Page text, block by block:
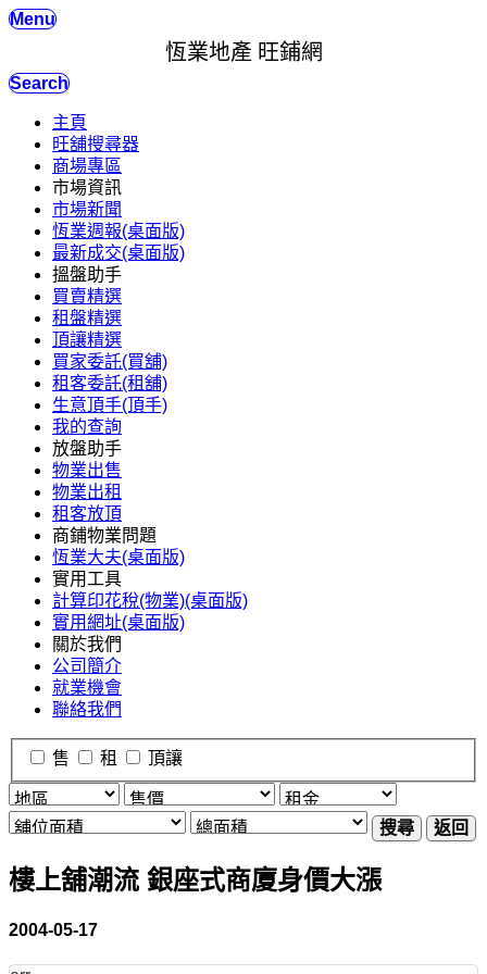
Menu
恆業地產 旺鋪網
Search
主頁
旺舖搜尋器
商場專區
市場資訊
市場新聞
恆業週報(桌面版)
最新成交(桌面版)
搵盤助手
買賣精選
租盤精選
頂讓精選
買家委託(買舖)
租客委託(租舖)
生意頂手(頂手)
我的查詢
放盤助手
物業出售
物業出租
租客放頂
商鋪物業問題
恆業大夫(桌面版)
實用工具
計算印花稅(物業)(桌面版)
實用網址(桌面版)
關於我們
公司簡介
就業機會
聯絡我們
售 租 頂讓
搜尋 返回
樓上舖潮流 銀座式商廈身價大漲
2004-05-17